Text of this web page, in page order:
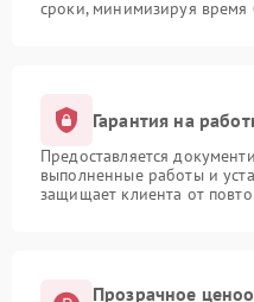
сроки, минимизируя время
Гарантия на
Предоставляется
выполненные работы и
защищает клиента от
Прозрачное